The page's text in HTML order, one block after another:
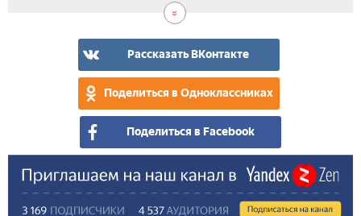
Рассказать ВКонтакте
Поделиться в Одноклассниках
Поделиться в Facebook